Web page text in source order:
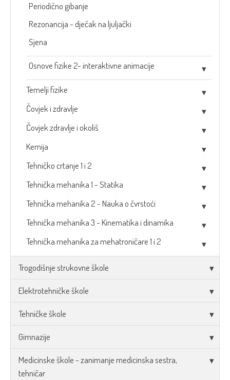
Periodično gibanje
Rezonancija - dječak na ljuljački
Sjena
Osnove fizike 2- interaktivne animacije
Temelji fizike
Čovjek i zdravlje
Čovjek zdravlje i okoliš
Kemija
Tehničko crtanje 1 i 2
Tehnička mehanika 1 - Statika
Tehnička mehanika 2 - Nauka o čvrstoći
Tehnička mehanika 3 - Kinematika i dinamika
Tehnička mehanika za mehatroničare 1 i 2
Trogodišnje strukovne škole
Elektrotehničke škole
Tehničke škole
Gimnazije
Medicinske škole - zanimanje medicinska sestra,
tehničar